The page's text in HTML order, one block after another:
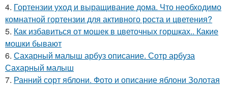
4. Гортензии уход и выращивание дома. Что необходимо
комнатной гортензии для активного роста и цветения?
5. Как избавиться от мошек в цветочных горшках.. Какие
мошки бывают
6. Сахарный малыш арбуз описание. Сотр арбуза
Сахарный малыш
7. Ранний сорт яблони. Фото и описание яблони Золотая